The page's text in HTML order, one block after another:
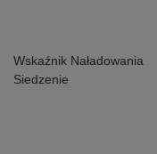
Wskaźnik Naładowania
Siedzenie